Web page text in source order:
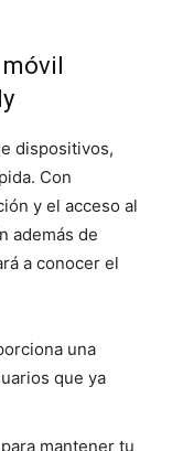
dispositivos,
Con
y el acceso al
además de
a conocer el
una
que ya
mantener tu